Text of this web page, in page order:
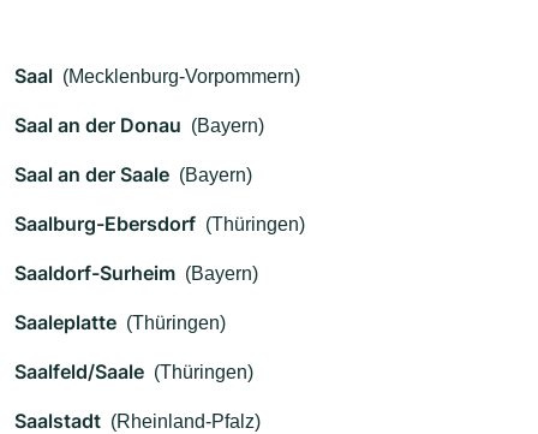
Saal (Mecklenburg-Vorpommern)
Saal an der Donau (Bayern)
Saal an der Saale (Bayern)
Saalburg-Ebersdorf (Thüringen)
Saaldorf-Surheim (Bayern)
Saaleplatte (Thüringen)
Saalfeld/Saale (Thüringen)
Saalstadt (Rheinland-Pfalz)